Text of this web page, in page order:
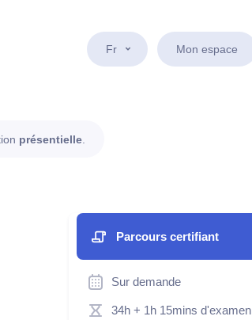
Fr Mon espace
présentielle
Parcours certifiant
Sur demande
34h + 1h 15mins d'examen